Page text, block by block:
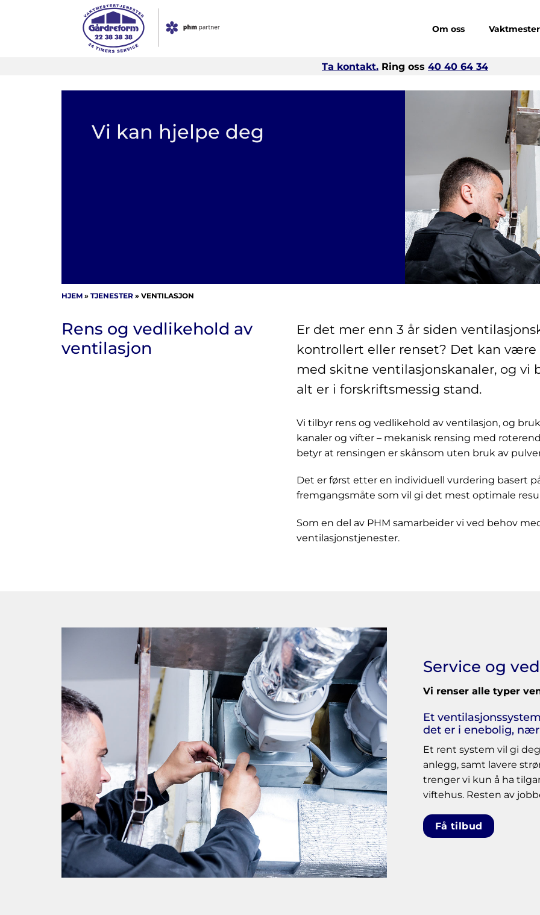
Om oss Vaktmester
Ta kontakt. Ring oss 40 40 64 34
Vi kan hjelpe deg
HJEM » TJENESTER » VENTILASJON
Rens og vedlikehold av
ventilasjon
Er det mer enn 3 år siden
kontrollert eller renset? Det kan være
med skitne ventilasjonskanaler, og
alt er i forskriftsmessig stand.
Vi tilbyr rens og vedlikehold av ventilasjon, og
kanaler og vifter – mekanisk rensing med
betyr at rensingen er skånsom uten bruk av
Det er først etter en individuell vurdering basert
fremgangsmåte som vil gi det mest optimale
Som en del av PHM samarbeider vi ved behov
ventilasjonstjenester.
Service og
Vi renser alle typer
Et
det er i enebolig,
Et rent system vil gi
anlegg, samt lavere
trenger vi kun å ha
viftehus. Resten av
Få tilbud